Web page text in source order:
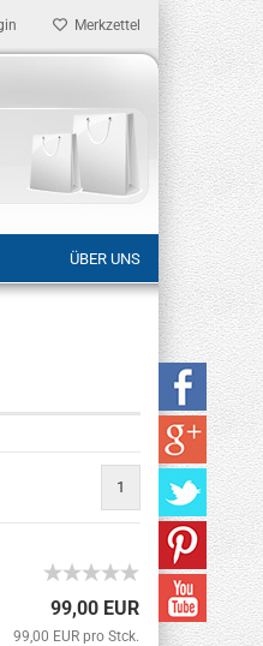
Merkzettel
ÜBER UNS
1
99,00 EUR
99,00 EUR pro Stck.